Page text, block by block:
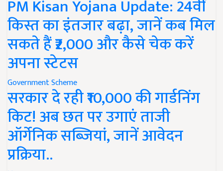
PM Kisan Yojana Update: 24वीं
किस्त का इंतजार बढ़ा, जानें कब मिल
सकते हैं ₹2,000 और कैसे चेक करें
अपना स्टेटस
Government Scheme
सरकार दे रही ₹10,000 की गार्डनिंग
किट! अब छत पर उगाएं ताजी
ऑर्गेनिक सब्जियां, जानें आवेदन
प्रक्रिया..